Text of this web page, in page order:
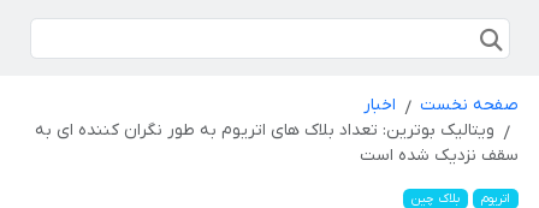
صفحه نخست
اخبار
ویتالیک بوترین: تعداد بلاک های اتریوم به طور نگران کننده ای به
سقف نزدیک شده است
اتریوم بلاک چین